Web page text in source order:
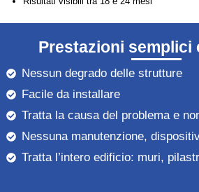
Prestazioni semplici
Nessun degrado delle strutture
Facile da installare
Tratta la causa del problema e
Nessuna manutenzione,
Tratta l’intero edificio: muri,